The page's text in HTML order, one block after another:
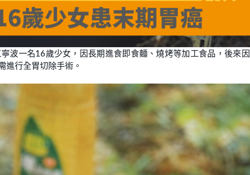
波一名16歲少女，因長期進食即食麵、燒烤等加工食品，後來因
進行全胃切除手術。